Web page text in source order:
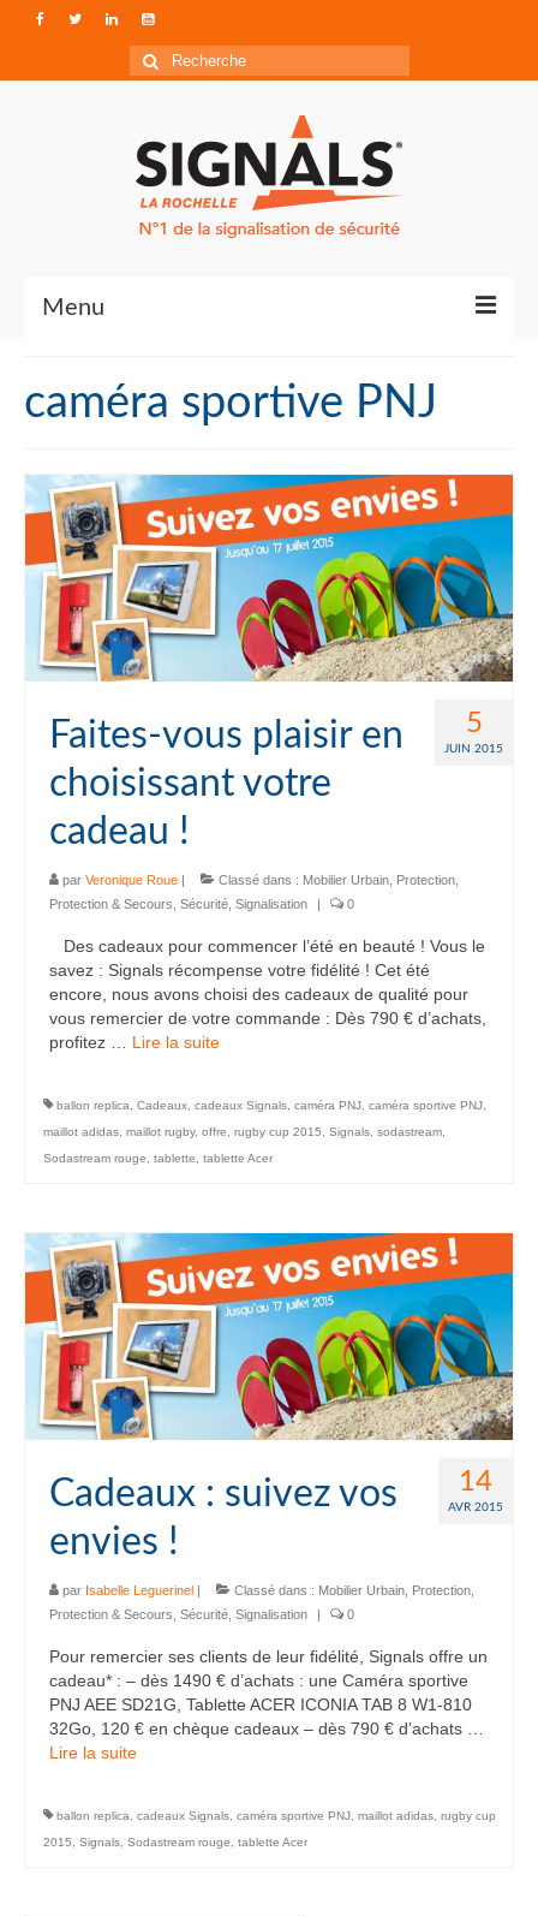
Rechercher
:
Menu
Qui sommes-nous ?
Accéder à Signals
caméra sportive PNJ
5
JUIN 2015
Faites-vous plaisir en
choisissant votre
cadeau !
par Veronique Roue | Classé dans : Mobilier Urbain Protection
Protection & Secours Sécurité Signalisation | 0
Des cadeaux pour commencer l’été en beauté ! Vous le
savez : Signals récompense votre fidélité ! Cet été
encore, nous avons choisi des cadeaux de qualité pour
vous remercier de votre commande : Dès 790 € d’achats,
profitez … Lire la suite­­
ballon replica Cadeaux cadeaux Signals caméra PNJ caméra sportive PNJ
maillot adidas maillot rugby, offre rugby cup 2015 Signals sodastream
Sodastream rouge
tablette tablette Acer
14
AVR 2015
Cadeaux : suivez vos
envies !
par Isabelle Leguerinel | Classé dans : Mobilier Urbain Protection
Protection & Secours Sécurité Signalisation | 0
Pour remercier ses clients de leur fidélité, Signals offre un
cadeau* : – dès 1490 € d’achats : une Caméra sportive
PNJ AEE SD21G, Tablette ACER ICONIA TAB 8 W1-810
32Go, 120 € en chèque cadeaux – dès 790 € d’achats …
Lire la suite­­
ballon replica cadeaux Signals caméra sportive PNJ maillot adidas rugby cup
2015
Signals Sodastream rouge tablette Acer